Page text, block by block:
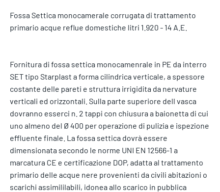
Fossa Settica monocamerale corrugata di trattamento
primario acque reflue domestiche litri 1.920 - 14 A.E.
Fornitura di fossa settica monocamenrale in PE da interro
SET tipo Starplast a forma cilindrica verticale, a spessore
costante delle pareti e struttura irrigidita da nervature
verticali ed orizzontali. Sulla parte superiore dell vasca
dovranno esserci n. 2 tappi con chiusura a baionetta di cui
uno almeno del Ø 400 per operazione di pulizia e ispezione
effluente finale. La fossa settica dovrà essere
dimensionata secondo le norme UNI EN 12566-1 a
marcatura CE e certificazione DOP, adatta al trattamento
primario delle acque nere provenienti da civili abitazioni o
scarichi assimililabili, idonea allo scarico in pubblica